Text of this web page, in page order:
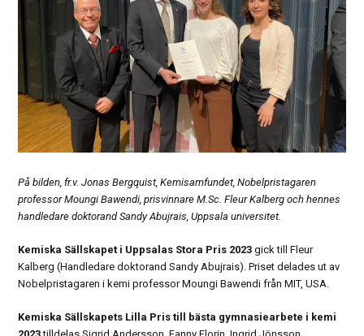
På bilden, fr.v. Jonas Bergquist, Kemisamfundet, Nobelpristagaren
professor Moungi Bawendi, prisvinnare M.Sc. Fleur Kalberg och hennes
handledare doktorand Sandy Abujrais, Uppsala universitet.
Kemiska Sällskapet i Uppsalas Stora Pris 2023 gick till Fleur
Kalberg (Handledare doktorand Sandy Abujrais). Priset delades ut av
Nobelpristagaren i kemi professor Moungi Bawendi från MIT, USA.
Kemiska Sällskapets Lilla Pris till bästa gymnasiearbete i kemi